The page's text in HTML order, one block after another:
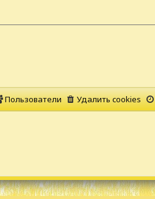
Удалить cookies
Пользователи